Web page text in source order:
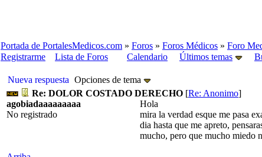
Portada de PortalesMedicos.com » Foros » Foros Médicos » Foro
Registrarme
Lista de Foros Calendario Últimos temas
Nueva respuesta Opciones de tema
Re: DOLOR COSTADO DERECHO [Re: Anonimo]
agobiadaaaaaaaaa
No registrado
Hola
mira la verdad esque me pasa
dia hasta que me apreto,
mucho, pero que mucho miedo